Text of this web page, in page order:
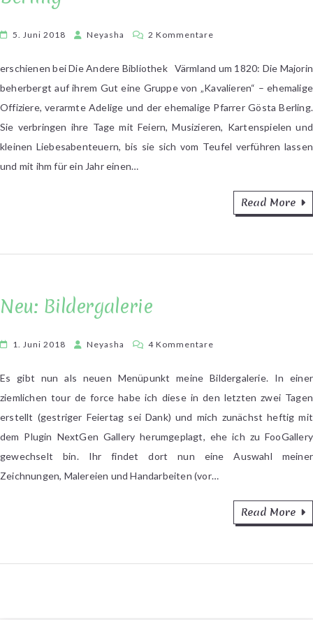
5. Juni 2018 Neyasha 2 Kommentare
Lagerlöf
von
Gösta
erschienen bei Die Andere Bibliothek Värmland um 1820: Die Majorin
beherbergt auf ihrem Gut eine Gruppe von „Kavalieren“ – ehemalige
Offiziere, verarmte Adelige und der ehemalige Pfarrer Gösta Berling.
Sie verbringen ihre Tage mit Feiern, Musizieren, Kartenspielen und
kleinen Liebesabenteuern, bis sie sich vom Teufel verführen lassen
und mit ihm für ein Jahr einen…
Read More
Neu: Bildergalerie
1. Juni 2018 Neyasha 4 Kommentare
Bildergalerie
Es gibt nun als neuen Menüpunkt meine Bildergalerie. In einer
ziemlichen tour de force habe ich diese in den letzten zwei Tagen
erstellt (gestriger Feiertag sei Dank) und mich zunächst heftig mit
dem Plugin NextGen Gallery herumgeplagt, ehe ich zu FooGallery
gewechselt bin. Ihr findet dort nun eine Auswahl meiner
Zeichnungen, Malereien und Handarbeiten (vor…
Read More